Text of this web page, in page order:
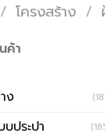
/ โครงสร้าง /
ค้า
ง
บประปา